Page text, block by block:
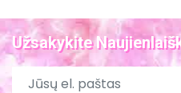
Užsakykite